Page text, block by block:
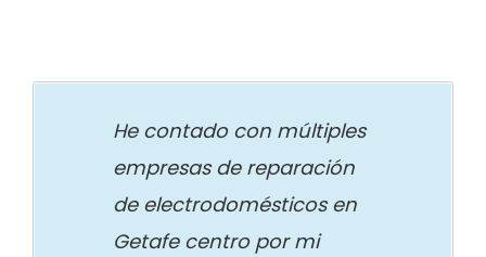
He contado con múltiples
empresas de reparación
de electrodomésticos en
Getafe centro por mi